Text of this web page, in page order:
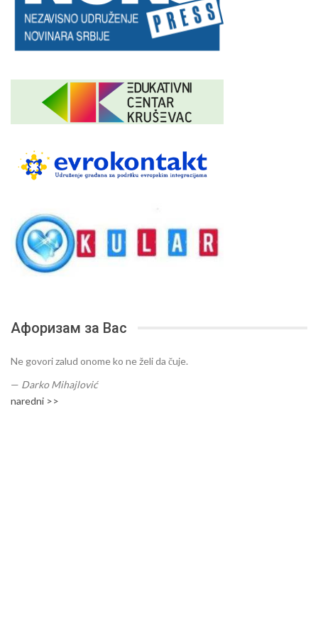
Афоризам за Вас
Ne govori zalud onome ko ne želi da čuje.
— Darko Mihajlović
naredni >>